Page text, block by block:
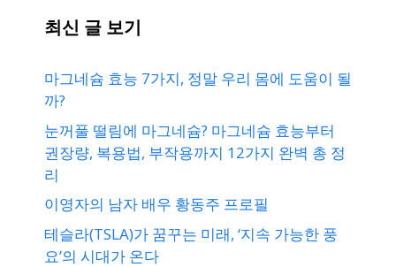
최신 글 보기
마그네슘 효능 7가지, 정말 우리 몸에 도움이 될
까?
눈꺼풀 떨림에 마그네슘? 마그네슘 효능부터
권장량, 복용법, 부작용까지 12가지 완벽 총 정
리
이영자의 남자 배우 황동주 프로필
테슬라(TSLA)가 꿈꾸는 미래, ‘지속 가능한 풍
요’의 시대가 온다